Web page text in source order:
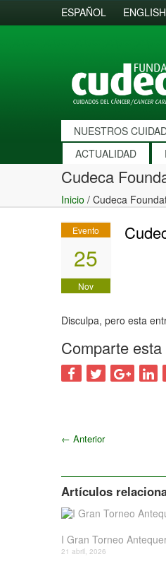
ESPAÑOL ENGLISH
NUESTROS
ACTUALIDAD
Cudeca
Inicio / Cudeca
Evento
25
Nov
Disculpa, pero esta
Comparte
← Anterior
Artículos
I Gran Torneo
21 abril, 2026